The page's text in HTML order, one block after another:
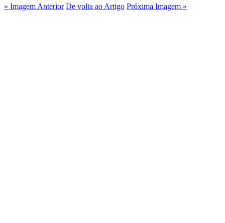
« Imagem Anterior De volta ao Artigo Próxima Imagem »